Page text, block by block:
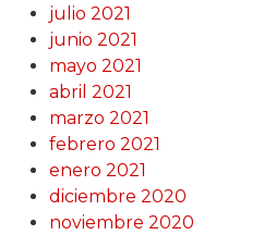
julio 2021
junio 2021
mayo 2021
abril 2021
marzo 2021
febrero 2021
enero 2021
diciembre 2020
noviembre 2020